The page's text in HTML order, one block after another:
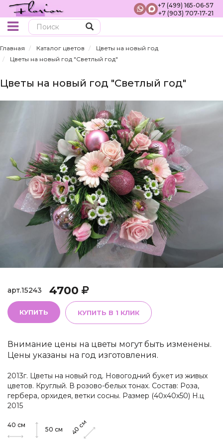
+7 (499) 165-06-57
+7 (903) 707-17-21
Главная Каталог цветов
Цветы на новый год
Цветы на новый год "Светлый год"
Цветы на новый год "Светлый год"
арт.15243 4700
КУПИТЬ КУПИТЬ В 1 КЛИК
Внимание цены на цветы могут быть изменены.
Цены указаны на год изготовления.
2013г. Цветы на новый год. Новогодний букет из живых
цветов. Круглый. В розово-белых тонах. Состав: Роза,
гербера, орхидея, ветки сосны. Размер (40х40х50) Н.ц
2015
40 см
50 см 40
см